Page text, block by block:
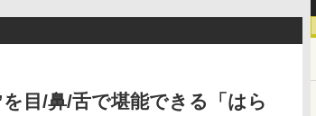
目/鼻/舌で堪能できる「はら